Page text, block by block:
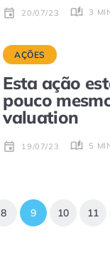
20/07/23 3
AÇÕES
Esta ação
pouco
valuation
19/07/23 5
8 9 10 11